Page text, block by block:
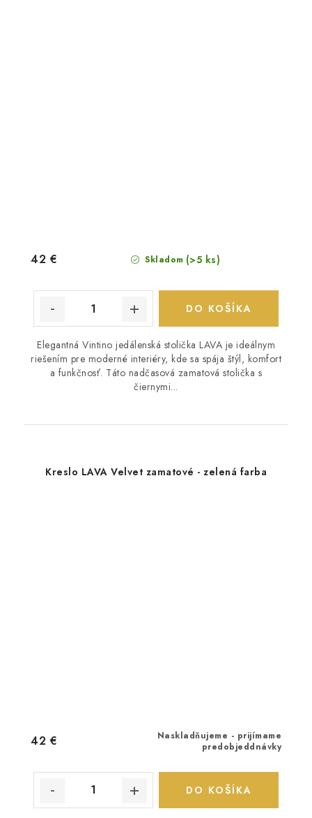
Skladom (>5 ks)
42 €
DO KOŠÍKA
Elegantná Vintino jedálenská stolička LAVA je ideálnym
riešením pre moderné interiéry, kde sa spája štýl, komfort
a funkčnosť. Táto nadčasová zamatová stolička s
čiernymi...
Kreslo LAVA Velvet zamatové - zelená farba
Naskladňujeme - prijímame
predobjeddnávky
42 €
DO KOŠÍKA